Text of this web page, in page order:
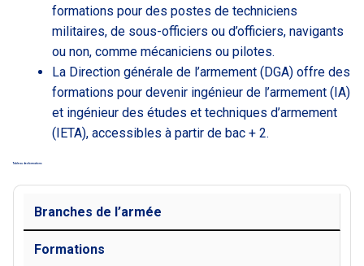
formations pour des postes de techniciens
militaires, de sous-officiers ou d’officiers, navigants
ou non, comme mécaniciens ou pilotes.
La Direction générale de l’armement (DGA) offre des
formations pour devenir ingénieur de l’armement (IA)
et ingénieur des études et techniques d’armement
(IETA), accessibles à partir de bac + 2.
Tableau des formations
Branches de l’armée
Formations